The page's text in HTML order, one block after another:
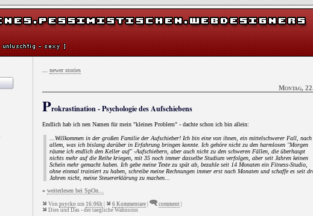
newer stories
Montag,
Prokrastination - Psychologie des Aufschiebens
Endlich hab ich nen Namen für mein "kleines Problem" - dachte schon ich bin allein:
...Willkommen in der großen Familie der Aufschieber! Ich bin eine von ihnen, ein mittelschwerer Fall, nach
allem, was ich bislang darüber in Erfahrung bringen konnte. Ich gehöre nicht zu den harmlosen "Morgen
räume ich endlich den Keller auf" -Aufschiebern, aber auch nicht zu den schweren Fällen, die überhaupt
nichts mehr auf die Reihe kriegen, mit 35 noch immer dasselbe Studium verfolgen, aber seit Jahren keinen
Schein mehr gemacht haben. Ich gebe meine Texte zu spät ab, bezahle seit 14 Monaten ein Fitness-Studio,
ohne einmal trainiert zu haben, schreibe meine Rechnungen immer erst nach Monaten und schaffe es seit
Jahren nicht, meine Steuererklärung zu machen...
» weiterlesen bei SpOn...
Von psycko um 16:06h 6 Kommentare comment
Dies und Das - der taegliche Wahnsinn